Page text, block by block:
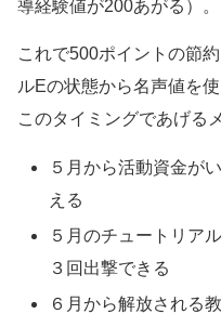
導経験値が200あがる）。
これで500ポイントの節
ルEの状態から名声値を
このタイミングであげる
５月から活動資金が
える
５月のチュートリア
３回出撃できる
６月から解放される